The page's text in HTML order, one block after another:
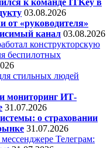
03.08.2026
от «руководителя»
канал 03.08.2026
конструкторскую
беспилотных
стильных людей
мониторинг ИТ-
31.07.2026
о страховании
31.07.2026
Телеграм: